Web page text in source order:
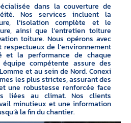
dans la couverture de
Nos services incluent la
l’isolation complète et le
ainsi que l’entretien toiture
toiture. Nous opérons avec
de l’environnement
la performance de chaque
compétente assure des
et au sein de Nord. Conexi
les plus strictes, assurant des
une robustesse renforcée face
liées au climat. Nos clients
minutieux et une information
la fin du chantier.